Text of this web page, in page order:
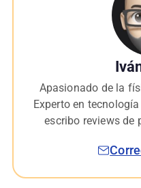
Apasionado de la
Experto en
escribo reviews de